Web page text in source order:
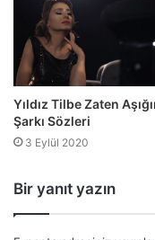
Yıldız Tilbe Zaten
Şarkı Sözleri
3 Eylül 2020
Bir yanıt yazın